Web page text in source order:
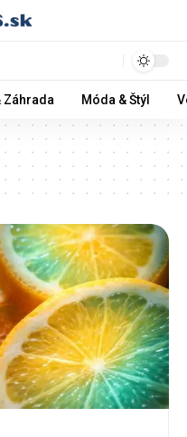
Záhrada Móda & Štýl